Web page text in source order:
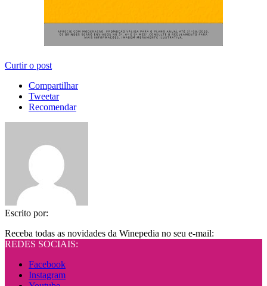
Curtir o post
Compartilhar
Tweetar
Recomendar
Escrito por:
Receba todas as novidades da Winepedia no seu e-mail:
REDES SOCIAIS:
Facebook
Instagram